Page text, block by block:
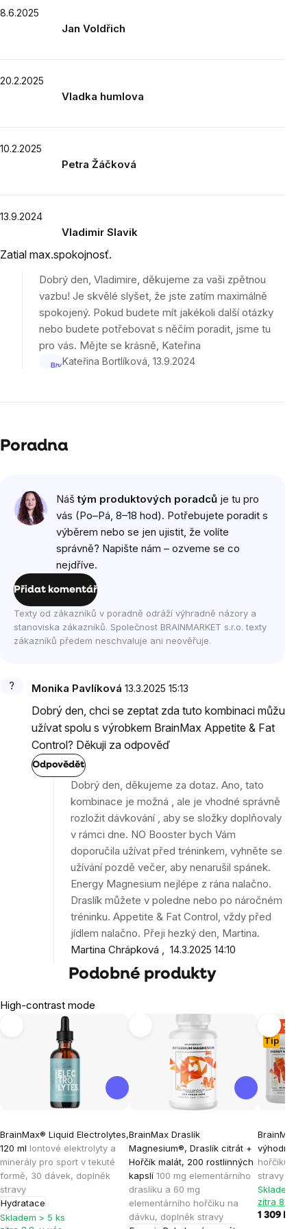
Výpis
hodnoceníJan Voldřich
5
8.6.2025
Vladka humlova
5
20.2.2025
Petra Žáčková
5
5
10.2.2025
Vladimir Slavik
produktu
13.9.2024
Zatial max.spokojnosť.
Kateřina Bortlíková 13.9.2024
Dobrý den, Vladimire, děkujeme za vaši zpětnou
vazbu! Je skvělé slyšet, že jste zatím maximálně
spokojený. Pokud budete mít jakékoli další otázky
nebo budete potřebovat s něčím poradit, jsme tu
pro vás. Mějte se krásně, Kateřina
Poradna
diskuzí
Náštým produktových poradců je tu pro
vás (Po–Pá, 8–18 hod). Potřebujete poradit s
výběrem nebo se jen ujistit, že volíte
správně? Napište nám – ozveme se co
nejdříve.
Přidat komentář
Texty od zákazníků v poradně odráží výhradně názory a
stanoviska zákazníků. Společnost BRAINMARKET s.r.o. texty
zákazníků předem neschvaluje ani neověřuje.
Monika Pavlíková 13.3.2025 15:13
Dobrý den, chci se zeptat zda tuto kombinaci můžu
užívat spolu s výrobkem BrainMax Appetite & Fat
Control? Děkuji za odpověď
Odpovědět
Martina Chrápková 14.3.2025 14:10
Dobrý den, děkujeme za dotaz. Ano, tato
kombinace je možná , ale je vhodné správně
rozložit dávkování , aby se složky doplňovaly
v rámci dne. NO Booster bych Vám
doporučila užívat před tréninkem, vyhněte se
užívání pozdě večer, aby nenarušil spánek.
Energy Magnesium nejlépe z rána nalačno.
Draslík můžete v poledne nebo po náročném
tréninku. Appetite & Fat Control, vždy před
jídlem nalačno. Přeji hezký den, Martina.
Podobné produkty
High-contrast mode
BrainMax® Liquid Electrolytes,
120 ml Iontové elektrolyty a
minerály pro sport v tekuté
formě, 30 dávek, doplněk
stravy
Hydratace
Skladem > 5 ks
BrainMax Draslík
Magnesium®, Draslík citrát +
Hořčík malát, 200 rostlinných
kapslí 100 mg elementárního
draslíku a 60 mg
elementárního hořčíku na
dávku, doplněk stravy
Tip
-20 %
BrainMax
výhodný
hořčíků
stravy
Skladem >
zítra 8.8. u
1 309 Kč